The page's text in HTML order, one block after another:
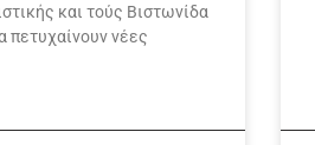
και τούς Βιστωνίδα
πετυχαίνουν νέες